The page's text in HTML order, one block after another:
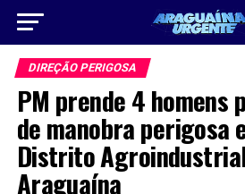
DIREÇÃO PERIGOSA
PM prende 4 homens
de manobra perigosa
Distrito
Araguaína